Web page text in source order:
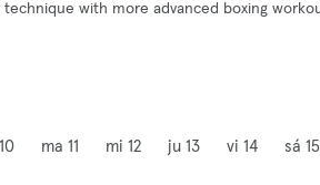
technique with more advanced boxing
ma 11 mi 12 ju 13 vi 14 sá 15